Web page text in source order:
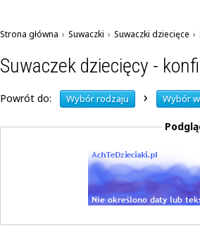
Strona główna › Suwaczki › Suwaczki dziecięce ›
Suwaczek dziecięcy -
Powrót do: Wybór rodzaju › Wybór